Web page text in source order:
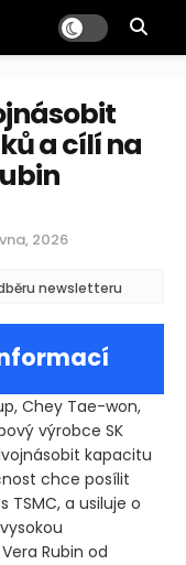
a cílí na
2026
newsletteru
Chey Tae-won,
výrobce SK
kapacitu
chce posílit
a usiluje o
Rubin od